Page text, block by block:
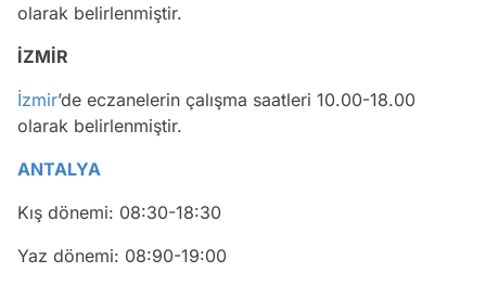
olarak belirlenmiştir.
İZMİR
İzmir’de eczanelerin çalışma saatleri 10.00-18.00
olarak belirlenmiştir.
ANTALYA
Kış dönemi: 08:30-18:30
Yaz dönemi: 08:90-19:00